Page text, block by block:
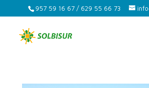
957 59 16 67 / 629 55 66 73